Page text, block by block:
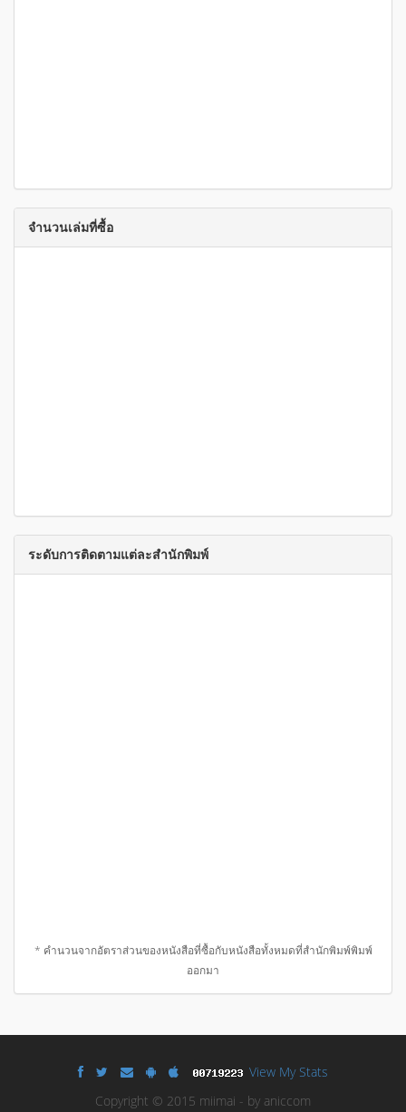
จำนวนเล่มที่ซื้อ
ระดับการติดตามแต่ละสำนักพิมพ์
* คำนวนจากอัตราส่วนของหนังสือที่ซื้อกับหนังสือทั้งหมดที่สำนักพิมพ์พิมพ์
ออกมา
View My Stats
Copyright © 2015 miimai - by aniccom